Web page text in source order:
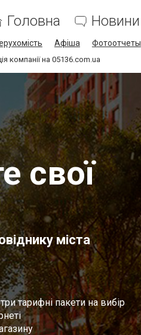
Головна Новини
Афіша Фотоотчеты
компанії на 05136.com.ua
свої
міста
тарифні пакети на вибір